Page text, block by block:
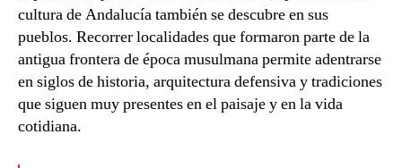
cultura de Andalucía también se descubre en sus
pueblos. Recorrer localidades que formaron parte de la
antigua frontera de época musulmana permite adentrarse
en siglos de historia, arquitectura defensiva y tradiciones
que siguen muy presentes en el paisaje y en la vida
cotidiana.